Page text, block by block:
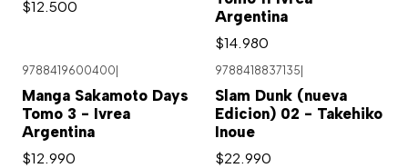
$12.500
Argentina
$14.980
9788419600400
Manga Sakamoto Days
Tomo 3 - Ivrea
Argentina
$12.990
9788418837135
Slam Dunk (nueva
Edicion) 02 - Takehiko
Inoue
$22.990